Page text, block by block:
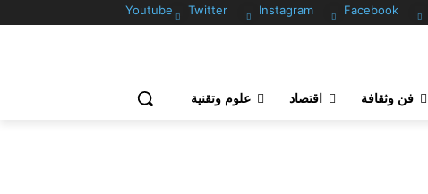
Facebook
Instagram
Twitter
Youtube
فن وثقافة اقتصاد علوم وتقنية